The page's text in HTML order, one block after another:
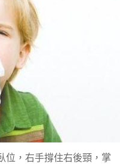
位，右手撐住右後頸，掌